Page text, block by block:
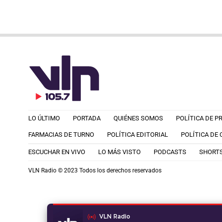
VLN Radio
LO ÚLTIMO PORTADA QUIÉNES SOMOS POLÍTICA DE
FARMACIAS DE TURNO POLÍTICA EDITORIAL POLÍTICA DE
ESCUCHAR EN VIVO LO MÁS VISTO PODCASTS
VLN Radio © 2023 Todos los derechos reservados